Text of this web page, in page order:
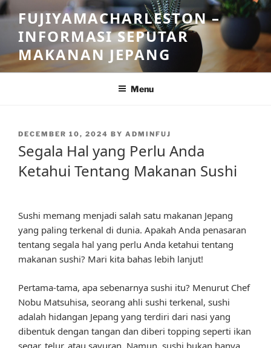
Skip
to
content
FUJIYAMACHARLESTON –
INFORMASI SEPUTAR
MAKANAN JEPANG
Menu
POSTED
DECEMBER 10, 2024 BY ADMINFUJ
Segala Hal yang Perlu Anda
Ketahui Tentang Makanan Sushi
Sushi memang menjadi salah satu makanan Jepang
yang paling terkenal di dunia. Apakah Anda penasaran
tentang segala hal yang perlu Anda ketahui tentang
makanan sushi? Mari kita bahas lebih lanjut!
Pertama-tama, apa sebenarnya sushi itu? Menurut Chef
Nobu Matsuhisa, seorang ahli sushi terkenal, sushi
adalah hidangan Jepang yang terdiri dari nasi yang
dibentuk dengan tangan dan diberi topping seperti ikan
segar, telur, atau sayuran. Namun, sushi bukan hanya